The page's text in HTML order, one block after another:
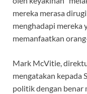
mereka merasa
menghadapi mereka
memanfaatkan
Mark McVitie,
mengatakan kepada
politik dengan benar